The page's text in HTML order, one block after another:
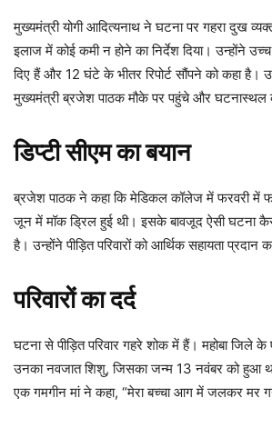
मुख्यमंत्री योगी आदित्यनाथ ने घटना पर गहरा दुख
इलाज में कोई कमी न होने का निर्देश दिया। उन्होंने
दिए हैं और 12 घंटे के भीतर रिपोर्ट सौंपने को कहा है।
मुख्यमंत्री ब्रजेश पाठक मौके पर पहुंचे और घटनास्थल
डिप्टी सीएम का बयान
ब्रजेश पाठक ने कहा कि मेडिकल कॉलेज में फरवरी में
जून में मॉक ड्रिल हुई थी। इसके बावजूद ऐसी घटना
है। उन्होंने पीड़ित परिवारों को आर्थिक सहायता
परिवारों का दर्द
घटना से पीड़ित परिवार गहरे शोक में हैं। महोबा जिले के
उनका नवजात शिशु, जिसका जन्म 13 नवंबर को हुआ
एक गमगीन मां ने कहा, “मेरा बच्चा आग में जलकर मर